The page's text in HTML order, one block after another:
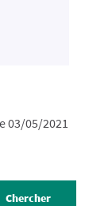
03/05/2021